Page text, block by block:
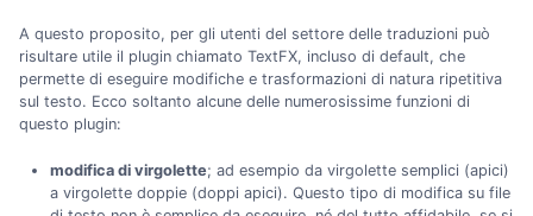
A questo proposito, per gli utenti del settore delle traduzioni può
risultare utile il plugin chiamato TextFX, incluso di default, che
permette di eseguire modifiche e trasformazioni di natura ripetitiva
sul testo. Ecco soltanto alcune delle numerosissime funzioni di
questo plugin:
modifica di virgolette; ad esempio da virgolette semplici (apici)
a virgolette doppie (doppi apici). Questo tipo di modifica su file